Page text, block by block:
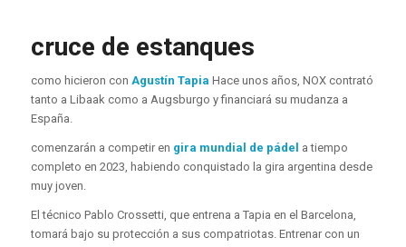
cruce de estanques
como hicieron con Agustín Tapia Hace unos años, NOX contrató
tanto a Libaak como a Augsburgo y financiará su mudanza a
España.
comenzarán a competir en gira mundial de pádel a tiempo
completo en 2023, habiendo conquistado la gira argentina desde
muy joven.
El técnico Pablo Crossetti, que entrena a Tapia en el Barcelona, ​​
tomará bajo su protección a sus compatriotas. Entrenar con un